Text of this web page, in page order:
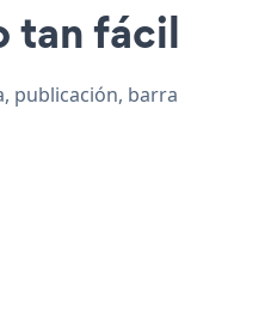
tan fácil
publicación, barra